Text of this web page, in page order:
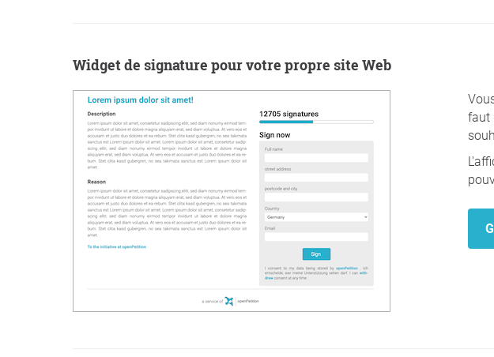
Widget de signature pour votre propre site Web
faut